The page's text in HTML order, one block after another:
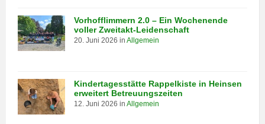
Vorhofflimmern 2.0 – Ein Wochenende
voller Zweitakt-Leidenschaft
20. Juni 2026 in Allgemein
Kindertagesstätte Rappelkiste in Heinsen
erweitert Betreuungszeiten
12. Juni 2026 in Allgemein